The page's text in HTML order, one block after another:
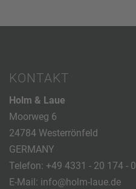
KONTAKT
Holm & Laue
Moorweg 6
24784 Westerrönfeld
GERMANY
Telefon: +49 4331 - 20 174 - 0
E-Mail: info@holm-laue.de